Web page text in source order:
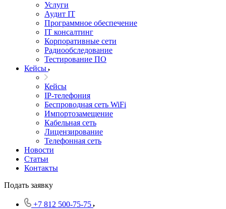
Услуги
Аудит IT
Программное обеспечение
IT консалтинг
Корпоративные сети
Радиообследование
Тестирование ПО
Кейсы
Кейсы
IP-телефония
Беспроводная сеть WiFi
Импортозамещение
Кабельная сеть
Лицензирование
Телефонная сеть
Новости
Статьи
Контакты
Подать заявку
+7 812 500-75-75